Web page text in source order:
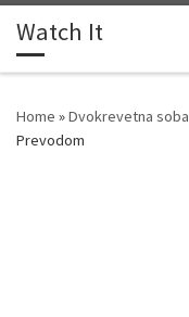
Skip to content
Watch It
Home »Dvokrevetna soba
Prevodom